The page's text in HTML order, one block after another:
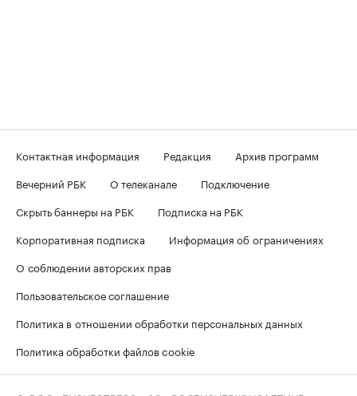
Контактная информация Редакция
Архив программ
Вечерний РБК
О телеканале
Подключение
Скрыть баннеры на РБК
Подписка на РБК
Корпоративная подписка
Информация об ограничениях
О соблюдении авторских прав
Пользовательское соглашение
Политика в отношении обработки персональных данных
Политика обработки файлов cookie